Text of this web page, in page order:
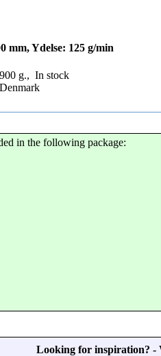
mm, Ydelse: 125 g/min
g., In stock
in the following package:
Looking for inspiration? -